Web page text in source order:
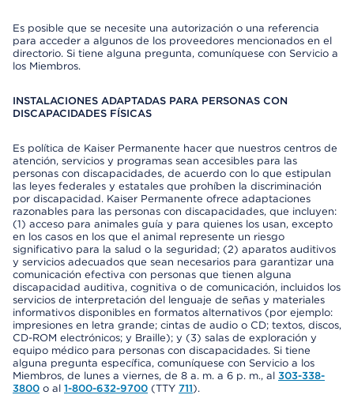
Es posible que se necesite una autorización o una referencia
para acceder a algunos de los proveedores mencionados en el
directorio. Si tiene alguna pregunta, comuníquese con Servicio a
los Miembros.
INSTALACIONES ADAPTADAS PARA PERSONAS CON
DISCAPACIDADES FÍSICAS
Es política de Kaiser Permanente hacer que nuestros centros de
atención, servicios y programas sean accesibles para las
personas con discapacidades, de acuerdo con lo que estipulan
las leyes federales y estatales que prohíben la discriminación
por discapacidad. Kaiser Permanente ofrece adaptaciones
razonables para las personas con discapacidades, que incluyen:
(1) acceso para animales guía y para quienes los usan, excepto
en los casos en los que el animal represente un riesgo
significativo para la salud o la seguridad; (2) aparatos auditivos
y servicios adecuados que sean necesarios para garantizar una
comunicación efectiva con personas que tienen alguna
discapacidad auditiva, cognitiva o de comunicación, incluidos los
servicios de interpretación del lenguaje de señas y materiales
informativos disponibles en formatos alternativos (por ejemplo:
impresiones en letra grande; cintas de audio o CD; textos, discos,
CD-ROM electrónicos; y Braille); y (3) salas de exploración y
equipo médico para personas con discapacidades. Si tiene
alguna pregunta específica, comuníquese con Servicio a los
Miembros, de lunes a viernes, de 8 a. m. a 6 p. m., al 303-338-
3800 o al 1-800-632-9700 (TTY 711).